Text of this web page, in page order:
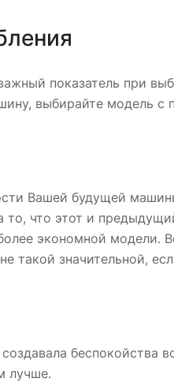
показатель при
выбирайте модель с
Вашей будущей
что этот и
экономной
такой значительной,
беспокойства
лучше.